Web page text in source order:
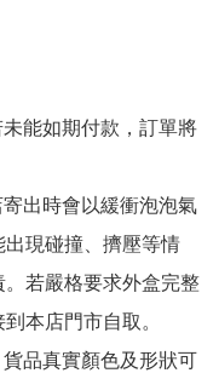
能如期付款，訂單將
出時會以緩衝泡泡氣
現碰撞、擠壓等情
若嚴格要求外盒完整
本店門市自取。
品真實顏色及形狀可